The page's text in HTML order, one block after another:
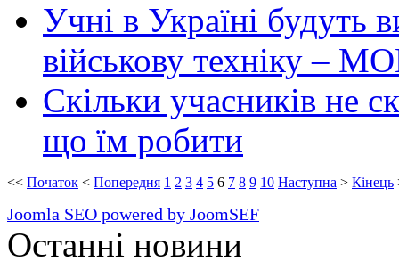
Учні в Україні будуть
військову техніку –
Скільки учасників не
що їм робити
<< Початок < Попередня 1 2 3 4 5 6 7 8 9 10 Наступна > Кінець
Joomla SEO powered by JoomSEF
Останні новини